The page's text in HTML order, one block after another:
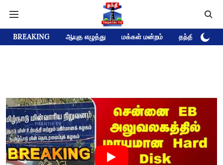
BREAKING ஆயுத எழுத்து மக்கள் மன்றம் தந்தி டிவி